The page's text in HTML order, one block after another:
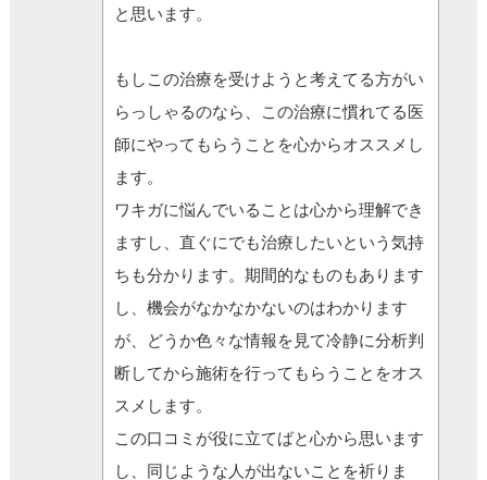
と思います。
もしこの治療を受けようと考えてる方がい
らっしゃるのなら、この治療に慣れてる医
師にやってもらうことを心からオススメし
ます。
ワキガに悩んでいることは心から理解でき
ますし、直ぐにでも治療したいという気持
ちも分かります。期間的なものもあります
し、機会がなかなかないのはわかります
が、どうか色々な情報を見て冷静に分析判
断してから施術を行ってもらうことをオス
スメします。
この口コミが役に立てばと心から思います
し、同じような人が出ないことを祈りま